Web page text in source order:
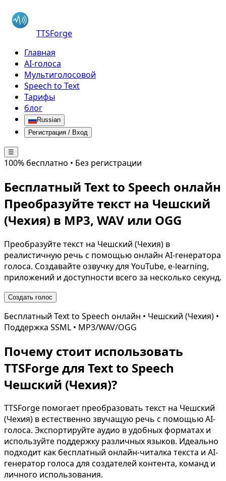
TTSForge
Главная
AI-голоса
Мультиголосовой
Speech to Text
Тарифы
блог
Russian
Регистрация / Вход
☰
100% бесплатно • Без регистрации
Бесплатный Text to Speech онлайн
Преобразуйте текст на Чешский
(Чехия) в MP3, WAV или OGG
Преобразуйте текст на Чешский (Чехия) в
реалистичную речь с помощью онлайн AI-генератора
голоса. Создавайте озвучку для YouTube, e-learning,
приложений и доступности всего за несколько секунд.
Создать голос
Бесплатный Text to Speech онлайн • Чешский (Чехия) •
Поддержка SSML • MP3/WAV/OGG
Почему стоит использовать
TTSForge для Text to Speech
Чешский (Чехия)?
TTSForge помогает преобразовать текст на Чешский
(Чехия) в естественно звучащую речь с помощью AI-
голоса. Экспортируйте аудио в удобных форматах и
используйте поддержку различных языков. Идеально
подходит как бесплатный онлайн-читалка текста и AI-
генератор голоса для создателей контента, команд и
личного использования.